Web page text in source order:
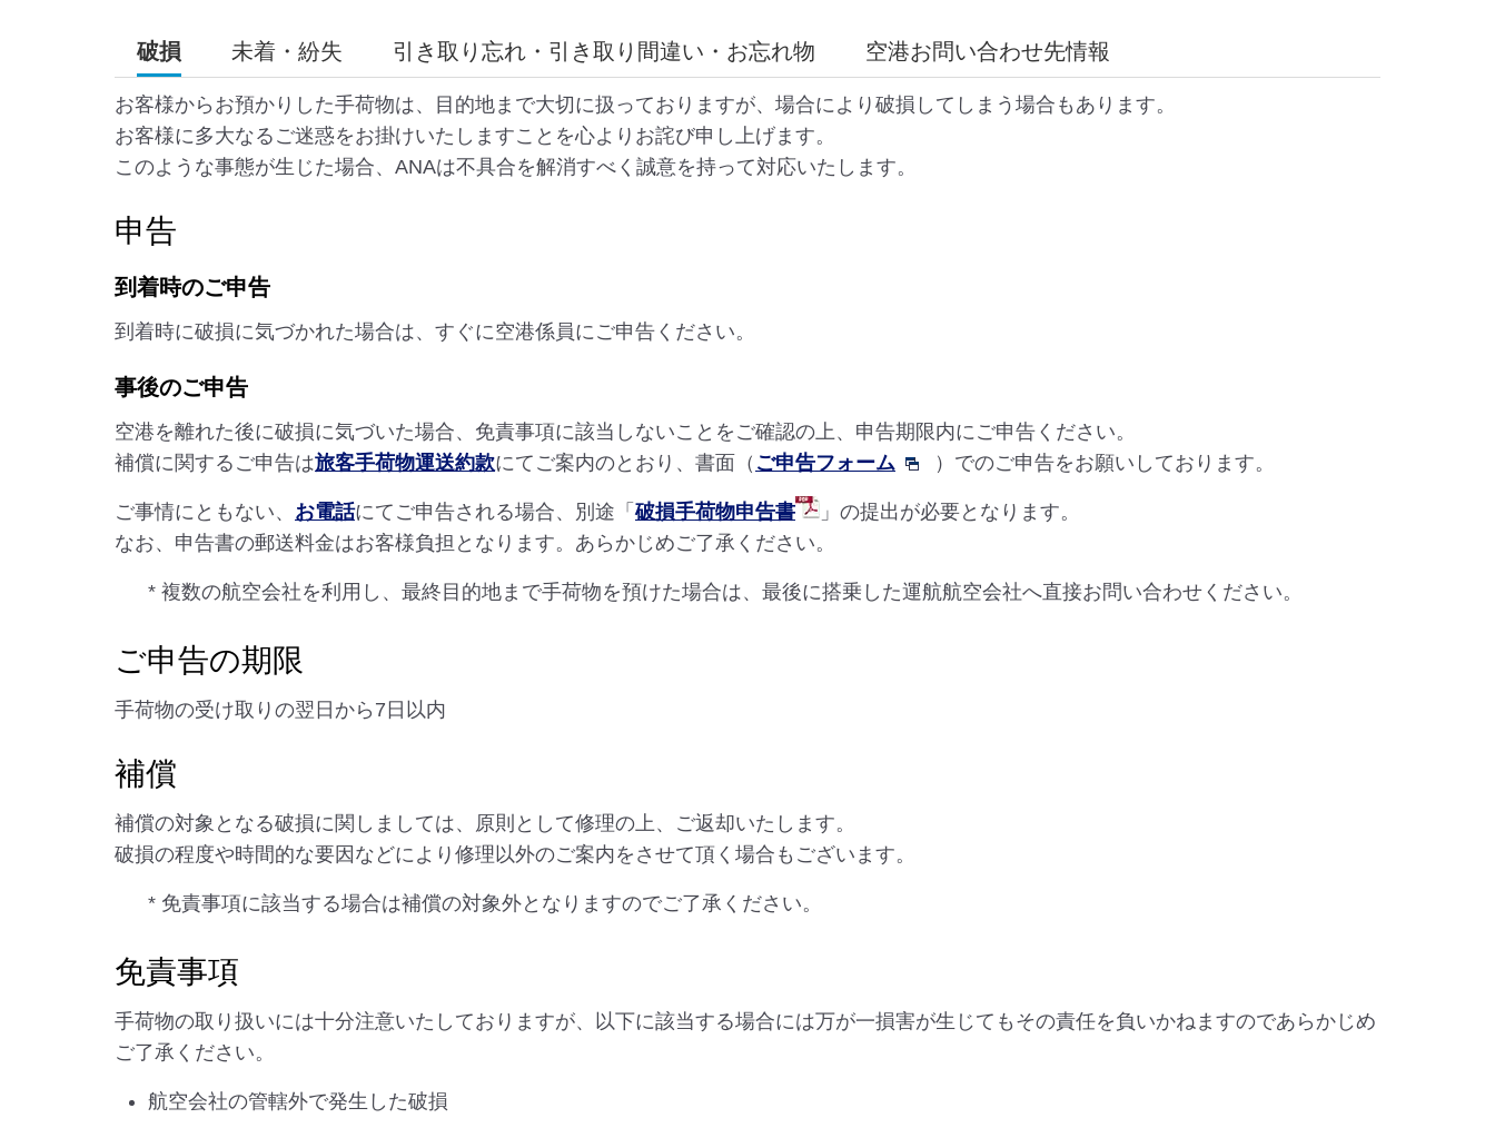
破損 未着・紛失 引き取り忘れ・引き取り間違い・お忘れ物 空港お問い合わせ先情報
お客様からお預かりした手荷物は、目的地まで大切に扱っておりますが、場合により破損してしまう場合もあります。
お客様に多大なるご迷惑をお掛けいたしますことを心よりお詫び申し上げます。
このような事態が生じた場合、ANAは不具合を解消すべく誠意を持って対応いたします。
申告
到着時のご申告
到着時に破損に気づかれた場合は、すぐに空港係員にご申告ください。
事後のご申告
空港を離れた後に破損に気づいた場合、免責事項に該当しないことをご確認の上、申告期限内にご申告ください。
補償に関するご申告は旅客手荷物運送約款にてご案内のとおり、書面（ ご申告フォーム ）でのご申告をお願いしております。
ご事情にともない、 お電話にてご申告される場合、別途「破損手荷物申告書
」の提出が必要となります。
なお、申告書の郵送料金はお客様負担となります。あらかじめご了承ください。
* 複数の航空会社を利用し、最終目的地まで手荷物を預けた場合は、最後に搭乗した運航航空会社へ直接お問い合わせください。
ご申告の期限
手荷物の受け取りの翌日から7日以内
補償
補償の対象となる破損に関しましては、原則として修理の上、ご返却いたします。
破損の程度や時間的な要因などにより修理以外のご案内をさせて頂く場合もございます。
* 免責事項に該当する場合は補償の対象外となりますのでご了承ください。
免責事項
手荷物の取り扱いには十分注意いたしておりますが、以下に該当する場合には万が一損害が生じてもその責任を負いかねますのであらかじめ
ご了承ください。
航空会社の管轄外で発生した破損